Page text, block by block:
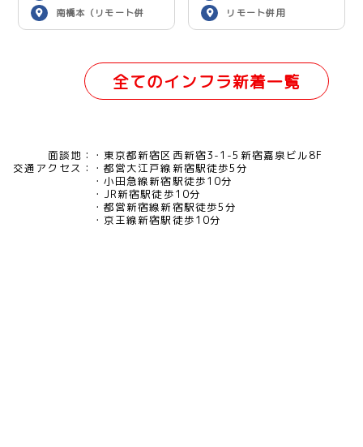
南橋本（リモート併
用）
リモート併用
全てのインフラ新着一覧
面談地：
東京都新宿区西新宿3-1-5新宿嘉泉ビル8F
交通アクセス：
都営大江戸線新宿駅徒歩5分
小田急線新宿駅徒歩10分
JR新宿駅徒歩10分
都営新宿線新宿駅徒歩5分
京王線新宿駅徒歩10分